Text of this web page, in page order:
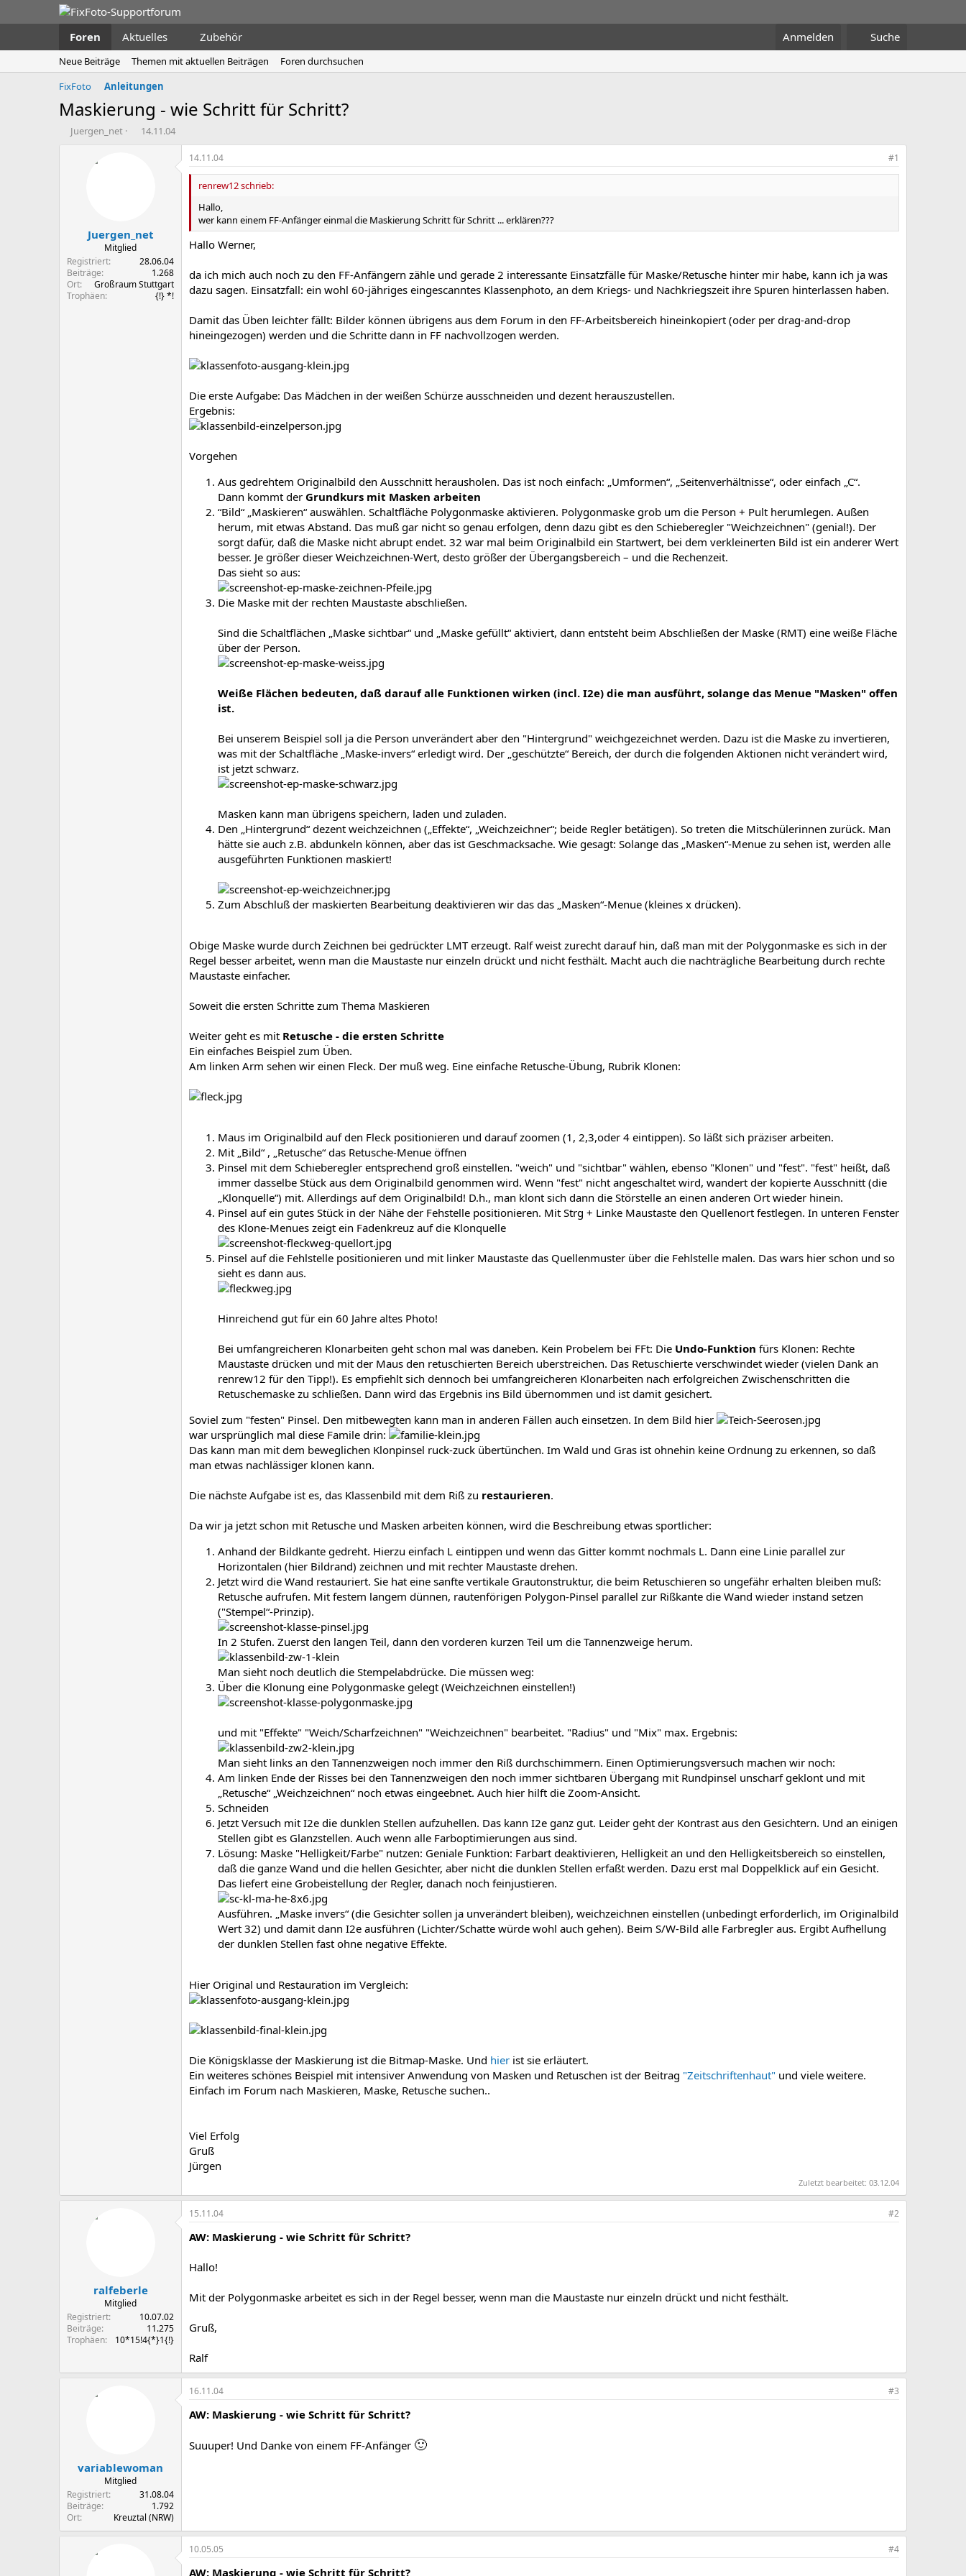
Foren Aktuelles Zubehör Anmelden Suche
Neue Beiträge Themen mit aktuellen Beiträgen
Foren durchsuchen
FixFoto
Anleitungen
Maskierung - wie Schritt für Schritt?
E
Juergen_net
E
a
14.11.04
Juergen_net
Mitglied
Registriert
28.06.04
Beiträge
1.268
Ort
Großraum Stuttgart
Trophäen
{!} *!
14.11.04 #1
renrew12 schrieb:
Hallo,
wer kann einem FF-Anfänger einmal die Maskierung Schritt für Schritt ... erklären???
Hallo Werner,
da ich mich auch noch zu den FF-Anfängern zähle und gerade 2 interessante Einsatzfälle für Maske/Retusche hinter mir habe, kann ich ja was
dazu sagen. Einsatzfall: ein wohl 60-jähriges eingescanntes Klassenphoto, an dem Kriegs- und Nachkriegszeit ihre Spuren hinterlassen haben.
Damit das Üben leichter fällt: Bilder können übrigens aus dem Forum in den FF-Arbeitsbereich hineinkopiert (oder per drag-and-drop
hineingezogen) werden und die Schritte dann in FF nachvollzogen werden.
Die erste Aufgabe: Das Mädchen in der weißen Schürze ausschneiden und dezent herauszustellen.
Ergebnis:
Vorgehen
Aus gedrehtem Originalbild den Ausschnitt herausholen. Das ist noch einfach: „Umformen“, „Seitenverhältnisse“, oder einfach „C“.
Dann kommt der Grundkurs mit Masken arbeiten
“Bild“ „Maskieren“ auswählen. Schaltfläche Polygonmaske aktivieren. Polygonmaske grob um die Person + Pult herumlegen. Außen
herum, mit etwas Abstand. Das muß gar nicht so genau erfolgen, denn dazu gibt es den Schieberegler "Weichzeichnen" (genial!). Der
sorgt dafür, daß die Maske nicht abrupt endet. 32 war mal beim Originalbild ein Startwert, bei dem verkleinerten Bild ist ein anderer Wert
besser. Je größer dieser Weichzeichnen-Wert, desto größer der Übergangsbereich – und die Rechenzeit.
Das sieht so aus:
Die Maske mit der rechten Maustaste abschließen.
Sind die Schaltflächen „Maske sichtbar“ und „Maske gefüllt“ aktiviert, dann entsteht beim Abschließen der Maske (RMT) eine weiße Fläche
über der Person.
Weiße Flächen bedeuten, daß darauf alle Funktionen wirken (incl. I2e) die man ausführt, solange das Menue "Masken" offen
ist.
Bei unserem Beispiel soll ja die Person unverändert aber den "Hintergrund" weichgezeichnet werden. Dazu ist die Maske zu invertieren,
was mit der Schaltfläche „Maske-invers“ erledigt wird. Der „geschützte“ Bereich, der durch die folgenden Aktionen nicht verändert wird,
ist jetzt schwarz.
Masken kann man übrigens speichern, laden und zuladen.
Den „Hintergrund“ dezent weichzeichnen („Effekte“, „Weichzeichner“; beide Regler betätigen). So treten die Mitschülerinnen zurück. Man
hätte sie auch z.B. abdunkeln können, aber das ist Geschmacksache. Wie gesagt: Solange das „Masken“-Menue zu sehen ist, werden alle
ausgeführten Funktionen maskiert!
Zum Abschluß der maskierten Bearbeitung deaktivieren wir das das „Masken“-Menue (kleines x drücken).
Obige Maske wurde durch Zeichnen bei gedrückter LMT erzeugt. Ralf weist zurecht darauf hin, daß man mit der Polygonmaske es sich in der
Regel besser arbeitet, wenn man die Maustaste nur einzeln drückt und nicht festhält. Macht auch die nachträgliche Bearbeitung durch rechte
Maustaste einfacher.
Soweit die ersten Schritte zum Thema Maskieren
Weiter geht es mit Retusche - die ersten Schritte
Ein einfaches Beispiel zum Üben.
Am linken Arm sehen wir einen Fleck. Der muß weg. Eine einfache Retusche-Übung, Rubrik Klonen:
Maus im Originalbild auf den Fleck positionieren und darauf zoomen (1, 2,3,oder 4 eintippen). So läßt sich präziser arbeiten.
Mit „Bild“ , „Retusche“ das Retusche-Menue öffnen
Pinsel mit dem Schieberegler entsprechend groß einstellen. "weich" und "sichtbar" wählen, ebenso "Klonen" und "fest". "fest" heißt, daß
immer dasselbe Stück aus dem Originalbild genommen wird. Wenn "fest" nicht angeschaltet wird, wandert der kopierte Ausschnitt (die
„Klonquelle“) mit. Allerdings auf dem Originalbild! D.h., man klont sich dann die Störstelle an einen anderen Ort wieder hinein.
Pinsel auf ein gutes Stück in der Nähe der Fehstelle positionieren. Mit Strg + Linke Maustaste den Quellenort festlegen. In unteren Fenster
des Klone-Menues zeigt ein Fadenkreuz auf die Klonquelle
Pinsel auf die Fehlstelle positionieren und mit linker Maustaste das Quellenmuster über die Fehlstelle malen. Das wars hier schon und so
sieht es dann aus.
Hinreichend gut für ein 60 Jahre altes Photo!
Bei umfangreicheren Klonarbeiten geht schon mal was daneben. Kein Probelem bei FFt: Die Undo-Funktion fürs Klonen: Rechte
Maustaste drücken und mit der Maus den retuschierten Bereich uberstreichen. Das Retuschierte verschwindet wieder (vielen Dank an
renrew12 für den Tipp!). Es empfiehlt sich dennoch bei umfangreicheren Klonarbeiten nach erfolgreichen Zwischenschritten die
Retuschemaske zu schließen. Dann wird das Ergebnis ins Bild übernommen und ist damit gesichert.
Soviel zum "festen" Pinsel. Den mitbewegten kann man in anderen Fällen auch einsetzen. In dem Bild hier
war ursprünglich mal diese Famile drin:
Das kann man mit dem beweglichen Klonpinsel ruck-zuck übertünchen. Im Wald und Gras ist ohnehin keine Ordnung zu erkennen, so daß
man etwas nachlässiger klonen kann.
Die nächste Aufgabe ist es, das Klassenbild mit dem Riß zu restaurieren.
Da wir ja jetzt schon mit Retusche und Masken arbeiten können, wird die Beschreibung etwas sportlicher:
Anhand der Bildkante gedreht. Hierzu einfach L eintippen und wenn das Gitter kommt nochmals L. Dann eine Linie parallel zur
Horizontalen (hier Bildrand) zeichnen und mit rechter Maustaste drehen.
Jetzt wird die Wand restauriert. Sie hat eine sanfte vertikale Grautonstruktur, die beim Retuschieren so ungefähr erhalten bleiben muß:
Retusche aufrufen. Mit festem langem dünnen, rautenförigen Polygon-Pinsel parallel zur Rißkante die Wand wieder instand setzen
("Stempel“-Prinzip).
In 2 Stufen. Zuerst den langen Teil, dann den vorderen kurzen Teil um die Tannenzweige herum.
Man sieht noch deutlich die Stempelabdrücke. Die müssen weg:
Über die Klonung eine Polygonmaske gelegt (Weichzeichnen einstellen!)
und mit "Effekte" "Weich/Scharfzeichnen" "Weichzeichnen" bearbeitet. "Radius" und "Mix" max. Ergebnis:
Man sieht links an den Tannenzweigen noch immer den Riß durchschimmern. Einen Optimierungsversuch machen wir noch:
Am linken Ende der Risses bei den Tannenzweigen den noch immer sichtbaren Übergang mit Rundpinsel unscharf geklont und mit
„Retusche“ „Weichzeichnen“ noch etwas eingeebnet. Auch hier hilft die Zoom-Ansicht.
Schneiden
Jetzt Versuch mit I2e die dunklen Stellen aufzuhellen. Das kann I2e ganz gut. Leider geht der Kontrast aus den Gesichtern. Und an einigen
Stellen gibt es Glanzstellen. Auch wenn alle Farboptimierungen aus sind.
Lösung: Maske "Helligkeit/Farbe" nutzen: Geniale Funktion: Farbart deaktivieren, Helligkeit an und den Helligkeitsbereich so einstellen,
daß die ganze Wand und die hellen Gesichter, aber nicht die dunklen Stellen erfaßt werden. Dazu erst mal Doppelklick auf ein Gesicht.
Das liefert eine Grobeistellung der Regler, danach noch feinjustieren.
Ausführen. „Maske invers“ (die Gesichter sollen ja unverändert bleiben), weichzeichnen einstellen (unbedingt erforderlich, im Originalbild
Wert 32) und damit dann I2e ausführen (Lichter/Schatte würde wohl auch gehen). Beim S/W-Bild alle Farbregler aus. Ergibt Aufhellung
der dunklen Stellen fast ohne negative Effekte.
Hier Original und Restauration im Vergleich:
Die Königsklasse der Maskierung ist die Bitmap-Maske. Und hier ist sie erläutert.
Ein weiteres schönes Beispiel mit intensiver Anwendung von Masken und Retuschen ist der Beitrag "Zeitschriftenhaut" und viele weitere.
Einfach im Forum nach Maskieren, Maske, Retusche suchen..
Viel Erfolg
Gruß
Jürgen
Zuletzt bearbeitet: 03.12.04
ralfeberle
Mitglied
Registriert
10.07.02
Beiträge
11.275
Trophäen
10*15!4{*}1{!}
15.11.04 #2
AW: Maskierung - wie Schritt für Schritt?
Hallo!
Mit der Polygonmaske arbeitet es sich in der Regel besser, wenn man die Maustaste nur einzeln drückt und nicht festhält.
Gruß,
Ralf
variablewoman
Mitglied
Registriert
31.08.04
Beiträge
1.792
Ort
Kreuztal (NRW)
16.11.04 #3
AW: Maskierung - wie Schritt für Schritt?
Suuuper! Und Danke von einem FF-Anfänger 🙂
10.05.05 #4
AW: Maskierung - wie Schritt für Schritt?